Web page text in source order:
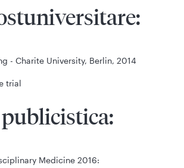
- Charite University, Berlin, 2014
trial
Medicine 2016: